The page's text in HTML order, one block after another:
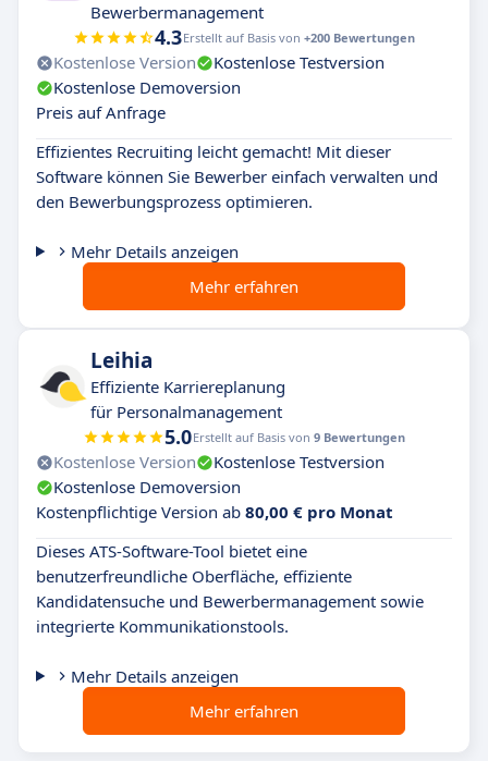
Bewerbermanagement
4.3Erstellt auf Basis von +200 Bewertungen
Kostenlose Version
Kostenlose Testversion
Kostenlose Demoversion
Preis auf Anfrage
Effizientes Recruiting leicht gemacht! Mit dieser
Software können Sie Bewerber einfach verwalten und
den Bewerbungsprozess optimieren.
Mehr Details anzeigen
Mehr erfahren
Leihia
Effiziente Karriereplanung
für Personalmanagement
5.0Erstellt auf Basis von 9 Bewertungen
Kostenlose Version
Kostenlose Testversion
Kostenlose Demoversion
Kostenpflichtige Version ab 80,00 € pro Monat
Dieses ATS-Software-Tool bietet eine
benutzerfreundliche Oberfläche, effiziente
Kandidatensuche und Bewerbermanagement sowie
integrierte Kommunikationstools.
Mehr Details anzeigen
Mehr erfahren